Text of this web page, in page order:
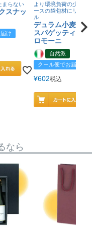
まらない
スナッ
け
より環境負荷の少ない紙
ースの袋包材にリニュー
ル
デュラム小麦 有
スパゲッティ／ジ
ロモーニ
自然派
クール便でお届け
¥602税込
なら